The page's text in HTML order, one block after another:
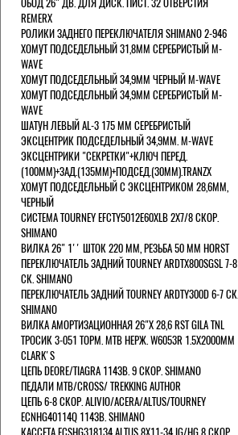
REMERX
РОЛИКИ ЗАДНЕГО ПЕРЕКЛЮЧАТЕЛЯ SHIMANO 2-946
ХОМУТ ПОДСЕДЕЛЬНЫЙ 31,8ММ СЕРЕБРИСТЫЙ M-
WAVE
ХОМУТ ПОДСЕДЕЛЬНЫЙ 34,9ММ ЧЕРНЫЙ M-WAVE
ХОМУТ ПОДСЕДЕЛЬНЫЙ 34,9ММ СЕРЕБРИСТЫЙ M-
WAVE
ШАТУН ЛЕВЫЙ AL-3 175 ММ СЕРЕБРИСТЫЙ
ЭКСЦЕНТРИК ПОДСЕДЕЛЬНЫЙ 34,9ММ. M-WAVE
ЭКСЦЕНТРИКИ "СЕКРЕТКИ"+КЛЮЧ ПЕРЕД.
(100ММ)+ЗАД.(135ММ)+ПОДСЕД.(30ММ).TRANZX
ХОМУТ ПОДСЕДЕЛЬНЫЙ С ЭКСЦЕНТРИКОМ 28,6ММ,
ЧЕРНЫЙ
СИСТЕМА TOURNEY EFCTY5012E60XLB 2X7/8 СКОР.
SHIMANO
ВИЛКА 26" 1'' ШТОК 220 ММ, РЕЗЬБА 50 ММ HORST
ПЕРЕКЛЮЧАТЕЛЬ ЗАДНИЙ TOURNEY ARDTX800SGSL 7-8
СК. SHIMANO
ПЕРЕКЛЮЧАТЕЛЬ ЗАДНИЙ TOURNEY ARDTY300D 6-7 СК.
SHIMANO
ВИЛКА АМОРТИЗАЦИОННАЯ 26"Х 28,6 RST GILA TNL
ТРОСИК 3-051 ТОРМ. MTB НЕРЖ. W6053R 1.5Х2000ММ
СLARK'S
ЦЕПЬ DEORE/TIAGRA 114ЗВ. 9 СКОР. SHIMANO
ПЕДАЛИ MTB/CROSS/ TREKKING AUTHOR
ЦЕПЬ 6-8 СКОР. ALIVIO/ACERA/ALTUS/TOURNEY
ECNHG40114Q 114ЗВ. SHIMANO
КАССЕТА ECSHG318134 ALTUS 8Х11-34 IG/HG 8 СКОР.